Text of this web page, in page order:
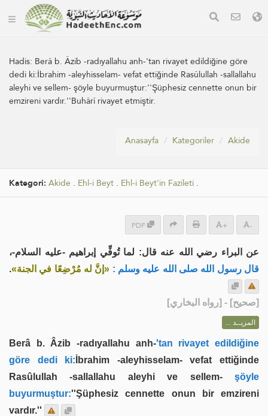
Hadis: Berâ b. Âzib -radıyallahu anh-'tan rivayet edildiğine göre
dedi ki:İbrahim -aleyhisselam- vefat ettiğinde Rasûlullah -sallallahu
aleyhi ve sellem- şöyle buyurmuştur:''Şüphesiz cennette onun bir
emzireni vardır.''Buhârî rivayet etmiştir.
Anasayfa Kategoriler Akide
Kategori: Akide . Ehl-i Beyt . Ehl-i Beyt'in Fazileti .
PDF + -
عن البراء رضي الله عنه قال: لما تُوفِّي إبراهيم -عليه السلام-،
قال رسول الله صلى الله عليه وسلم : «إنَّ له مُرْضِعًا في الجنة».
[صحيح] - [رواه البخاري]
المزيــد ...
Berâ b. Âzib -radıyallahu anh-'tan rivayet edildiğine
göre dedi ki: İbrahim -aleyhisselam- vefat ettiğinde
Rasûlullah -sallallahu aleyhi ve sellem-şöyle
buyurmuştur:''Şüphesiz cennette onun bir emzireni
vardır.''